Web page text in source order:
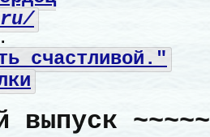
счастливой."
выпуск ~~~~~